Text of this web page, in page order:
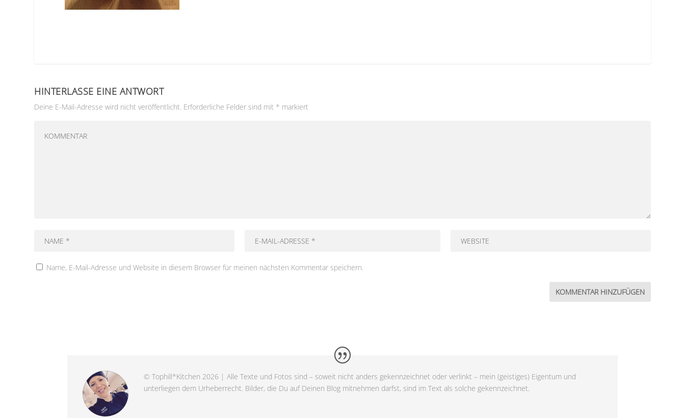
HINTERLASSE EINE ANTWORT
Deine E-Mail-Adresse wird nicht veröffentlicht. Erforderliche Felder sind mit * markiert
Name, E-Mail-Adresse und Website in diesem Browser für meinen nächsten Kommentar speichern.
© Tophill*Kitchen 2026 | Alle Texte und Fotos sind – soweit nicht anders gekennzeichnet oder verlinkt – mein (geistiges) Eigentum und
unterliegen dem Urheberrecht. Bilder, die Du auf Deinen Blog mitnehmen darfst, sind im Text als solche gekennzeichnet.